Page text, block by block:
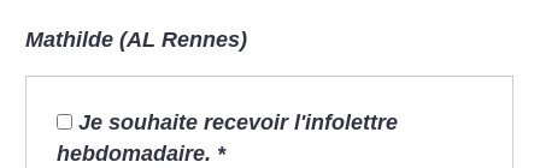
Mathilde (AL Rennes)
Je souhaite recevoir l'infolettre
hebdomadaire. *